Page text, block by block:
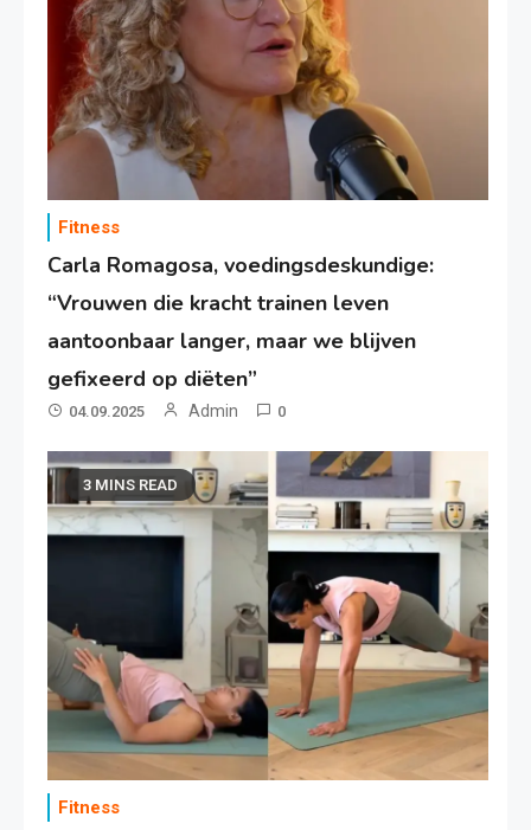
Fitness
Carla Romagosa, voedingsdeskundige:
“Vrouwen die kracht trainen leven
aantoonbaar langer, maar we blijven
gefixeerd op diëten”
04.09.2025 Admin 0
3 MINS READ
Fitness